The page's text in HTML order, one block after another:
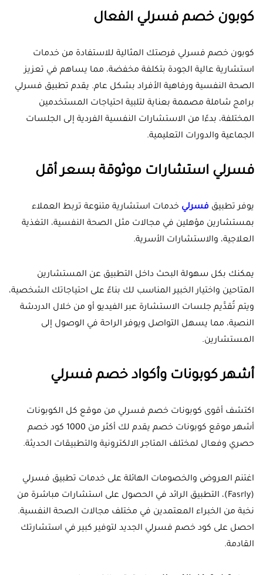
كوبون خصم فسرلي الفعال
كوبون خصم فسرلي فرصتك المثالية للاستفادة من خدمات
استشارية عالية الجودة بتكلفة مخفضة، مما يساهم في تعزيز
الصحة النفسية ورفاهية الأفراد بشكل عام. يقدم تطبيق فسرلي
برامج شاملة مصممة بعناية لتلبية احتياجات المستخدمين
المختلفة، بدءًا من الاستشارات النفسية الفردية إلى الجلسات
الجماعية والدورات التعليمية.
فسرلي استشارات موثوقة بسعر أقل
يوفر تطبيق فسرلي خدمات استشارية متنوعة تربط العملاء
بمستشارين مؤهلين في مجالات مثل الصحة النفسية، التغذية
العلاجية، والاستشارات الأسرية.
يمكنك بكل سهولة البحث داخل التطبيق عن المستشارين
المتاحين واختيار الخبير المناسب لك بناءً على احتياجاتك الشخصية،
ويتم تُقدَّيم جلسات الاستشارة عبر الفيديو أو من خلال الدردشة
النصية، مما يسهل التواصل ويوفر الراحة في الوصول إلى
المستشارين.
أشهر كوبونات وأكواد خصم فسرلي
اكتشف أقوى كوبونات خصم فسرلي من موقع كل الكوبونات
أشهر موقع كوبونات خصم يقدم لك أكثر من 1000 كود خصم
حصري وفعال لمختلف المتاجر الالكترونية والتطبيقات الحديثة.
اغتنم العروض والخصومات الهائلة على خدمات تطبيق فسرلي
(Fasrly)، التطبيق الرائد في الحصول على استشارات مباشرة من
نخبة من الخبراء المعتمدين في مختلف مجالات الصحة النفسية.
احصل على كود خصم فسرلي الجديد لتوفير كبير في استشارتك
القادمة.